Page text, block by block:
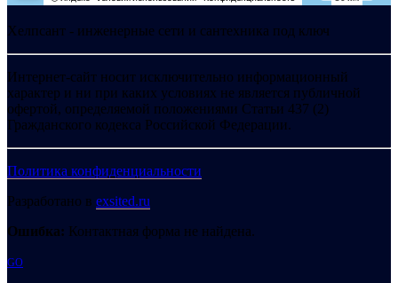
Хелпсант - инженерные сети и сантехника под ключ
Интернет-сайт носит исключительно информационный
характер и ни при каких условиях не является публичной
офертой, определяемой положениями Статьи 437 (2)
Гражданского кодекса Российской Федерации.
Политика конфиденциальности
Разработано в exsited.ru
Ошибка: Контактная форма не найдена.
GO